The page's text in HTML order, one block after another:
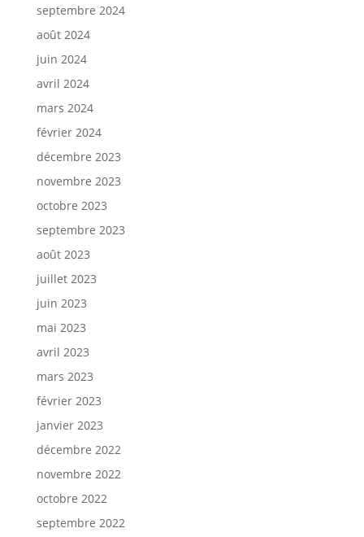
septembre 2024
août 2024
juin 2024
avril 2024
mars 2024
février 2024
décembre 2023
novembre 2023
octobre 2023
septembre 2023
août 2023
juillet 2023
juin 2023
mai 2023
avril 2023
mars 2023
février 2023
janvier 2023
décembre 2022
novembre 2022
octobre 2022
septembre 2022